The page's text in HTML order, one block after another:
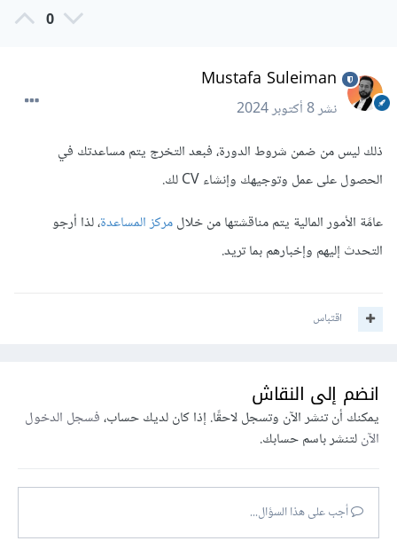
0
Mustafa Suleiman
نشر8 أكتوبر 2024
ذلك ليس من ضمن شروط الدورة، فبعد التخرج يتم مساعدتك في
الحصول على عمل وتوجيهك وإنشاء CV لك.
عامًة الأمور المالية يتم مناقشتها من خلالمركز المساعدة، لذا أرجو
التحدث إليهم وإخبارهم بما تريد.
اقتباس
انضم إلى النقاش
يمكنك أن تنشر الآن وتسجل لاحقًا. إذا كان لديك حساب،فسجل الدخول
الآنلتنشر باسم حسابك.
أجب على هذا السؤال...